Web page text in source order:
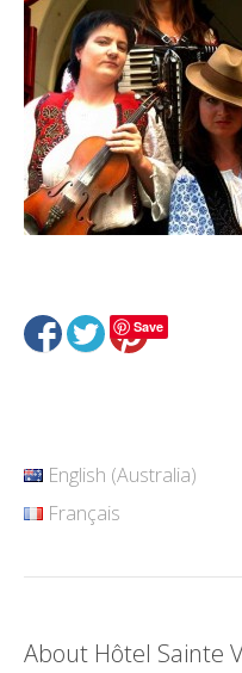
Save
English (Australia)
Français
About Hôtel Sainte